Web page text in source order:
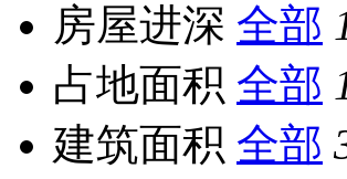
房屋进深 全部
占地面积 全部
建筑面积 全部